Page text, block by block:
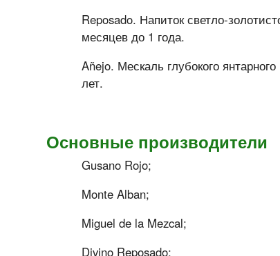
Reposado. Напиток светло-
месяцев до 1 года.
Añejo. Мескаль глубокого
лет.
Основные производители
Gusano Rojo;
Monte Alban;
Miguel de la Mezcal;
Divino Reposado;